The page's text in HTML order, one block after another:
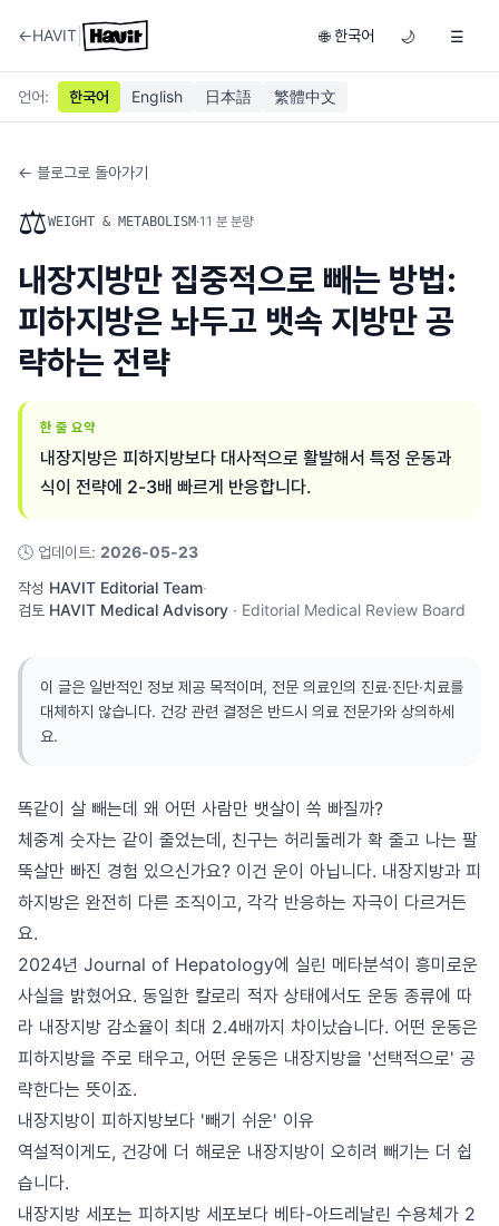
←HAVIT 🌐 한국어 🌙 ☰
언어: 한국어 English 日本語 繁體中文
← 블로그로 돌아가기
⚖️WEIGHT & METABOLISM·11 분 분량
내장지방만 집중적으로 빼는 방법:
피하지방은 놔두고 뱃속 지방만 공
략하는 전략
한 줄 요약
내장지방은 피하지방보다 대사적으로 활발해서 특정 운동과
식이 전략에 2-3배 빠르게 반응합니다.
🕓 업데이트: 2026-05-23
작성 HAVIT Editorial Team·
검토 HAVIT Medical Advisory · Editorial Medical Review Board
이 글은 일반적인 정보 제공 목적이며, 전문 의료인의 진료·진단·치료를
대체하지 않습니다. 건강 관련 결정은 반드시 의료 전문가와 상의하세
요.
똑같이 살 빼는데 왜 어떤 사람만 뱃살이 쏙 빠질까?
체중계 숫자는 같이 줄었는데, 친구는 허리둘레가 확 줄고 나는 팔
뚝살만 빠진 경험 있으신가요? 이건 운이 아닙니다. 내장지방과 피
하지방은 완전히 다른 조직이고, 각각 반응하는 자극이 다르거든
요.
2024년 Journal of Hepatology에 실린 메타분석이 흥미로운
사실을 밝혔어요. 동일한 칼로리 적자 상태에서도 운동 종류에 따
라 내장지방 감소율이 최대 2.4배까지 차이났습니다. 어떤 운동은
피하지방을 주로 태우고, 어떤 운동은 내장지방을 '선택적으로' 공
략한다는 뜻이죠.
내장지방이 피하지방보다 '빼기 쉬운' 이유
역설적이게도, 건강에 더 해로운 내장지방이 오히려 빼기는 더 쉽
습니다.
내장지방 세포는 피하지방 세포보다 베타-아드레날린 수용체가 2